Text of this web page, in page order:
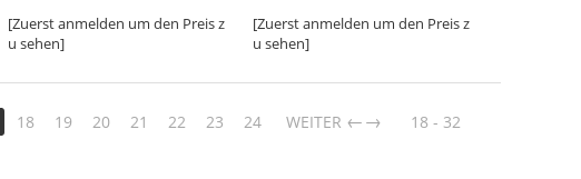
[Zuerst anmelden um den Preis z
u sehen]
[Zuerst anmelden um den Preis z
u sehen]
18 19 20 21 22 23 24 WEITER → 18 - 32